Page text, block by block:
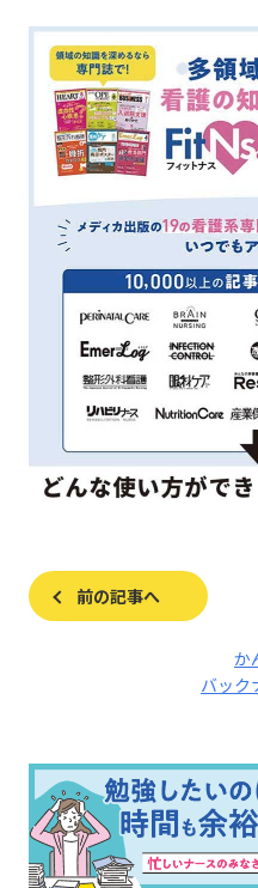
前の記事へ
か
バック